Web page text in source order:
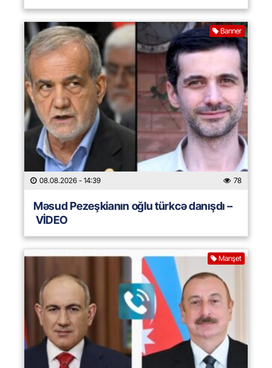
Banner
08.08.2026 - 14:39 78
Məsud Pezeşkianın oğlu türkcə danışdı –
VİDEO
Manşet